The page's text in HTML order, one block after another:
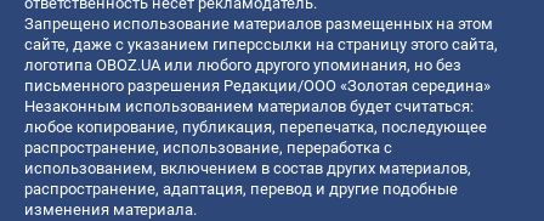
Запрещено использование материалов размещенных на этом
сайте, даже с указанием гиперссылки на страницу этого сайта,
логотипа OBOZ.UA или любого другого упоминания, но без
письменного разрешения Редакции/ООО «Золотая середина»
Незаконным использованием материалов будет считаться:
любое копирование, публикация, перепечатка, последующее
распространение, использование, переработка с
использованием, включением в состав других материалов,
распространение, адаптация, перевод и другие подобные
изменения материала.